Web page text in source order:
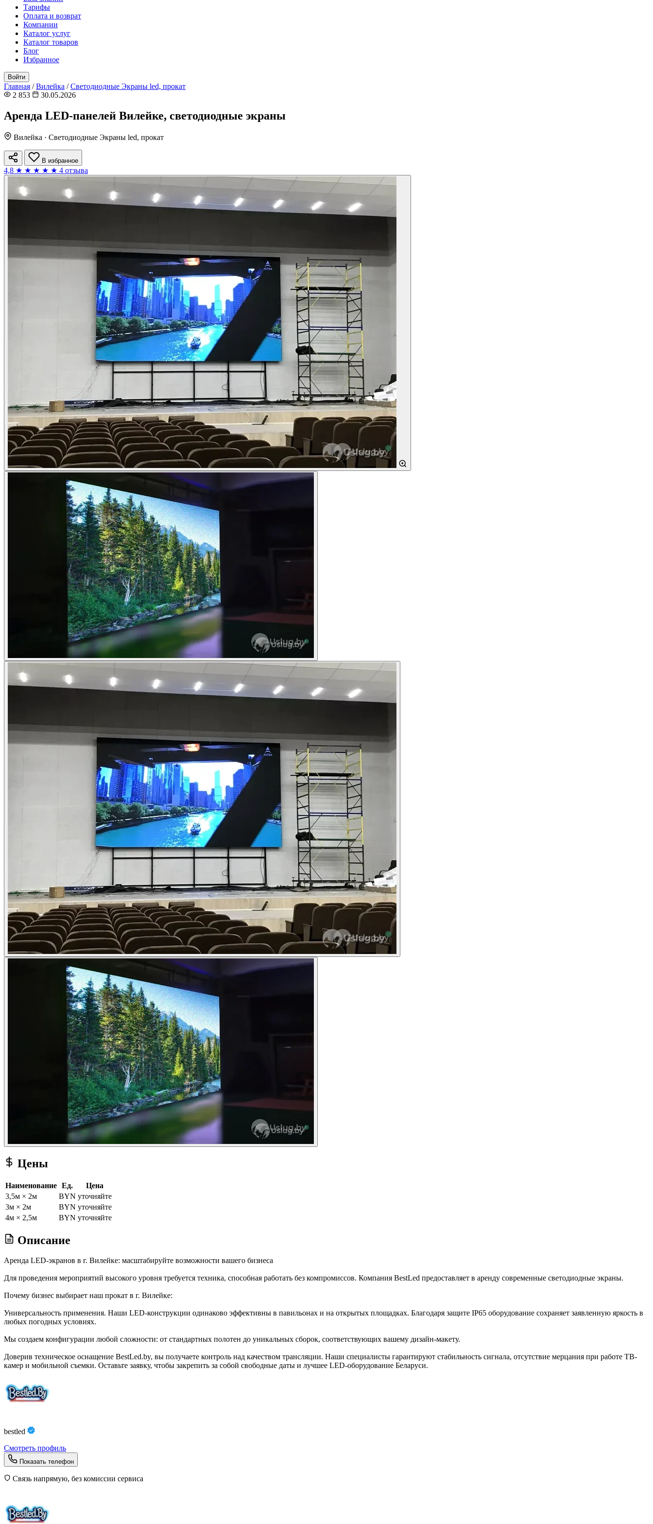
Тарифы
Оплата и возврат
Компании
Каталог услуг
Каталог товаров
Блог
Избранное
Войти
Главная / Вилейка / Светодиодные Экраны led, прокат
2 853
30.05.2026
Аренда LED-панелей Вилейке, светодиодные экраны
Вилейка · Светодиодные Экраны led, прокат
В избранное
4,8 ★ ★ ★ ★ ★ 4 отзыва
Цены
Наименование Ед.
Цена
3,5м × 2м
BYN уточняйте
3м × 2м
BYN уточняйте
4м × 2,5м
BYN уточняйте
Описание
Аренда LED-экранов в г. Вилейке: масштабируйте возможности вашего бизнеса
Для проведения мероприятий высокого уровня требуется техника, способная работать без компромиссов. Компания BestLed предоставляет в аренду современные светодиодные экраны.
Почему бизнес выбирает наш прокат в г. Вилейке:
Универсальность применения. Наши LED-конструкции одинаково эффективны в павильонах и на открытых площадках. Благодаря защите IP65 оборудование сохраняет заявленную яркость в
любых погодных условиях.
Мы создаем конфигурации любой сложности: от стандартных полотен до уникальных сборок, соответствующих вашему дизайн-макету.
Доверив техническое оснащение BestLed.by, вы получаете контроль над качеством трансляции. Наши специалисты гарантируют стабильность сигнала, отсутствие мерцания при работе ТВ-
камер и мобильной съемки. Оставьте заявку, чтобы закрепить за собой свободные даты и лучшее LED-оборудование Беларуси.
bestled
Смотреть профиль
Показать телефон
Связь напрямую, без комиссии сервиса